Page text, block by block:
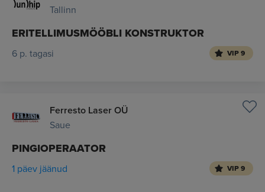
Tallinn
ERITELLIMUSMÖÖBLI KONSTRUKTOR
6 p. tagasi VIP 9
Ferresto Laser OÜ
Saue
PINGIOPERAATOR
1 päev jäänud VIP 9